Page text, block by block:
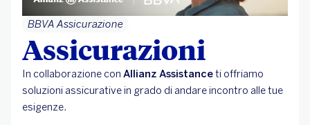
BBVA Assicurazione
Assicurazioni
In collaborazione con Allianz Assistanceti offriamo
soluzioni assicurative in grado di andare incontro alle tue
esigenze.